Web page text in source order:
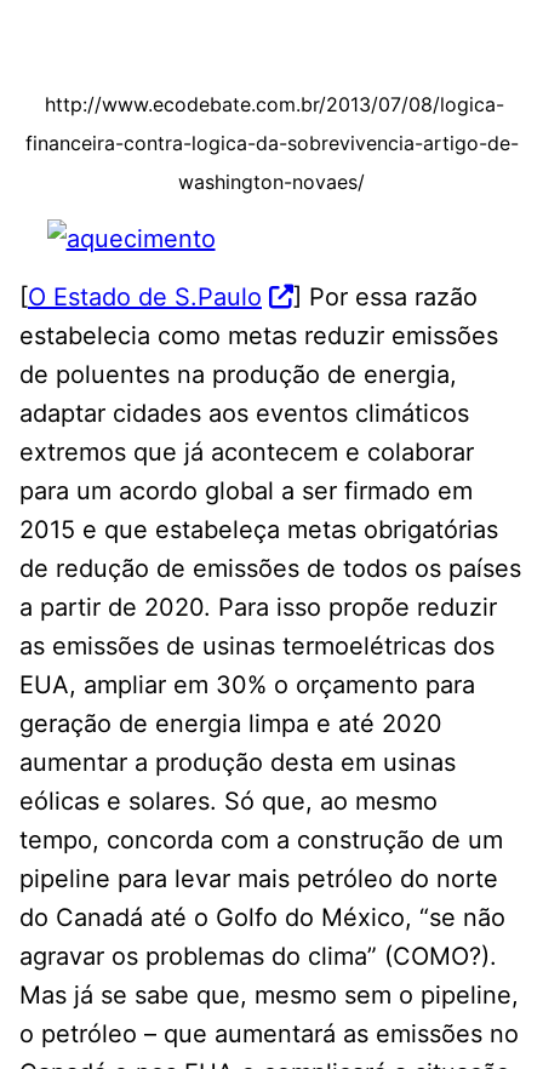
http://www.ecodebate.com.br/2013/07/08/logica-
financeira-contra-logica-da-sobrevivencia-artigo-de-
washington-novaes/
[O Estado de S.Paulo
] Por essa razão
estabelecia como metas reduzir emissões
de poluentes na produção de energia,
adaptar cidades aos eventos climáticos
extremos que já acontecem e colaborar
para um acordo global a ser firmado em
2015 e que estabeleça metas obrigatórias
de redução de emissões de todos os países
a partir de 2020. Para isso propõe reduzir
as emissões de usinas termoelétricas dos
EUA, ampliar em 30% o orçamento para
geração de energia limpa e até 2020
aumentar a produção desta em usinas
eólicas e solares. Só que, ao mesmo
tempo, concorda com a construção de um
pipeline para levar mais petróleo do norte
do Canadá até o Golfo do México, “se não
agravar os problemas do clima” (COMO?).
Mas já se sabe que, mesmo sem o pipeline,
o petróleo – que aumentará as emissões no